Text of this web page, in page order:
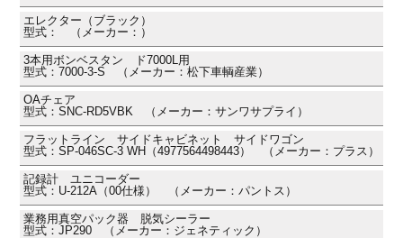
エレクター（ブラック）
型式： （メーカー：）
3本用ボンベスタン ド7000L用
型式：7000-3-S （メーカー：松下車輌産業）
OAチェア
型式：SNC-RD5VBK （メーカー：サンワサプライ）
フラットライン サイドキャビネット サイドワゴン
型式：SP-046SC-3 WH（4977564498443） （メーカー：プラス）
記録計 ユニコーダー
型式：U-212A（00仕様） （メーカー：パントス）
業務用真空パック器 脱気シーラー
型式：JP290 （メーカー：ジェネティック）